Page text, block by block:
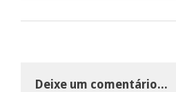
Deixe um comentário...